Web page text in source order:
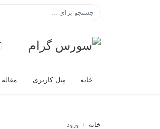
خانه پنل کاربری مقاله
خانه ورود